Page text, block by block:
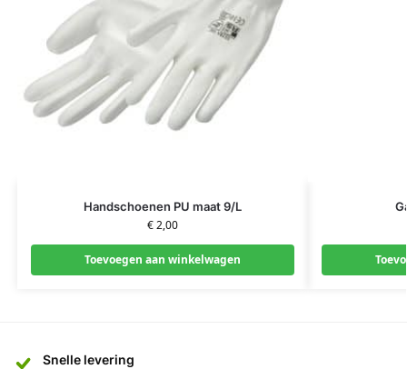
Handschoenen PU maat 9/L
€2,00
Toevoegen aan winkelwagen
Snelle levering